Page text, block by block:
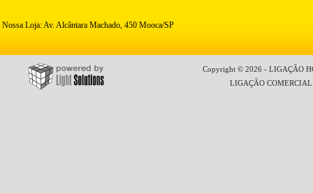
Nossa Loja: Av. Alcântara Machado, 450 Mooca/SP
Copyright © 2026 - LIGAÇÃO
LIGAÇÃO